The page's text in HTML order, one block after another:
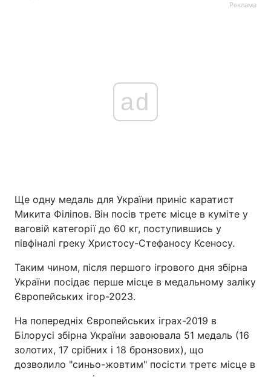
Реклама
ad
Ще одну медаль для України приніс каратист
Микита Філіпов. Він посів третє місце в куміте у
ваговій категорії до 60 кг, поступившись у
півфіналі греку Христосу-Стефаносу Ксеносу.
Таким чином, після першого ігрового дня збірна
України посідає перше місце в медальному заліку
Європейських ігор-2023.
На попередніх Європейських іграх-2019 в
Білорусі збірна України завоювала 51 медаль (16
золотих, 17 срібних і 18 бронзових), що
дозволило "синьо-жовтим" посісти третє місце в